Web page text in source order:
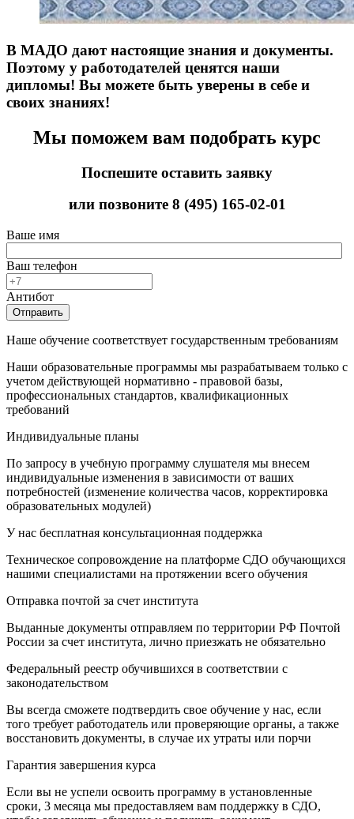
В МАДО дают настоящие знания и документы.
Поэтому у работодателей ценятся наши
дипломы! Вы можете быть уверены в себе и
своих знаниях!
Мы поможем вам подобрать курс
Поспешите оставить заявку
или позвоните 8 (495) 165-02-01
Ваше имя
Ваш телефон
Антибот
Отправить
Наше обучение соответствует государственным требованиям
Наши образовательные программы мы разрабатываем только с
учетом действующей нормативно - правовой базы,
профессиональных стандартов, квалификационных
требований
Индивидуальные планы
По запросу в учебную программу слушателя мы внесем
индивидуальные изменения в зависимости от ваших
потребностей (изменение количества часов, корректировка
образовательных модулей)
У нас бесплатная консультационная поддержка
Техническое сопровождение на платформе СДО обучающихся
нашими специалистами на протяжении всего обучения
Отправка почтой за счет института
Выданные документы отправляем по территории РФ Почтой
России за счет института, лично приезжать не обязательно
Федеральный реестр обучившихся в соответствии с
законодательством
Вы всегда сможете подтвердить свое обучение у нас, если
того требует работодатель или проверяющие органы, а также
восстановить документы, в случае их утраты или порчи
Гарантия завершения курса
Если вы не успели освоить программу в установленные
сроки, 3 месяца мы предоставляем вам поддержку в СДО,